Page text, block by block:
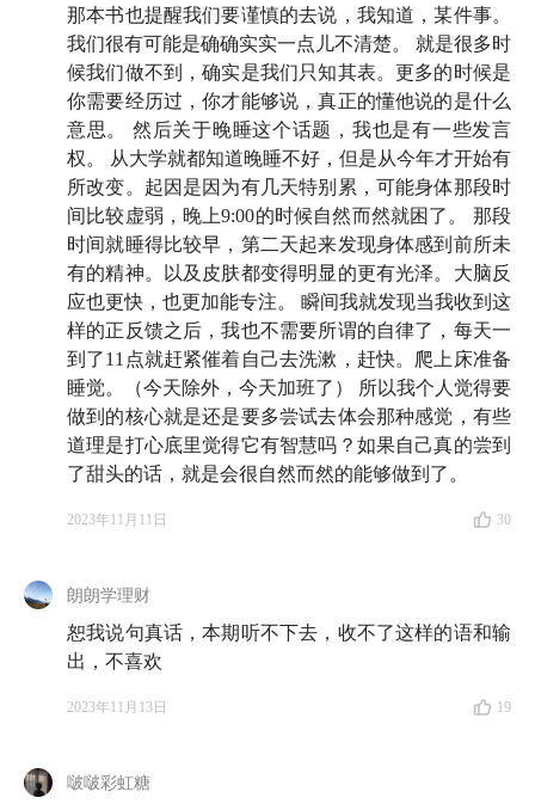
110 多期关于生活道理部分的串讲，也可以当做纵横四
海这个播客的串讲，或者是一本关于「如何把我们学到
的道理更好地应用到生活当中」的说明书。
而且我相信， 听了这期节目你会感到如释重负，不会再
因为自己做的不够好、不够自律或执行力不够强而感到
焦虑。听完之后你会意识到，自律这个事情本身就是不
存在的。所谓「不够自律」不是因为我们不够好，而是
因为我们还没有找对方法。
凯文·凯利最近出了一本新书叫做《宝贵的人生建
议》，而我们这一期的标题或许可以是《宝贵的行动建
议》。每当你听到了一个非常有用的道理，却觉得在生
活中落实不了，请你回来听听这一期。
为了帮助大家更好的实践，我在节目最后还布置了一道
🎙️ 本期嘉宾
携隐 Melody：播客
⏰ 时间戳
那本书也提醒我们要谨慎的去说，我知道，某件事。
我们很有可能是确确实实一点儿不清楚。 就是很多时
候我们做不到，确实是我们只知其表。更多的时候是
你需要经历过，你才能够说，真正的懂他说的是什么
意思。 然后关于晚睡这个话题，我也是有一些发言
权。 从大学就都知道晚睡不好，但是从今年才开始有
所改变。起因是因为有几天特别累，可能身体那段时
间比较虚弱，晚上9:00的时候自然而然就困了。 那段
时间就睡得比较早，第二天起来发现身体感到前所未
有的精神。以及皮肤都变得明显的更有光泽。大脑反
应也更快，也更加能专注。 瞬间我就发现当我收到这
样的正反馈之后，我也不需要所谓的自律了，每天一
到了11点就赶紧催着自己去洗漱，赶快。爬上床准备
睡觉。（今天除外，今天加班了） 所以我个人觉得要
做到的核心就是还是要多尝试去体会那种感觉，有些
道理是打心底里觉得它有智慧吗？如果自己真的尝到
了甜头的话，就是会很自然而然的能够做到了。
2023年11月11日 30
朗朗学理财
恕我说句真话，本期听不下去，收不了这样的语和输
出，不喜欢
2023年11月13日 19
啵啵彩虹糖